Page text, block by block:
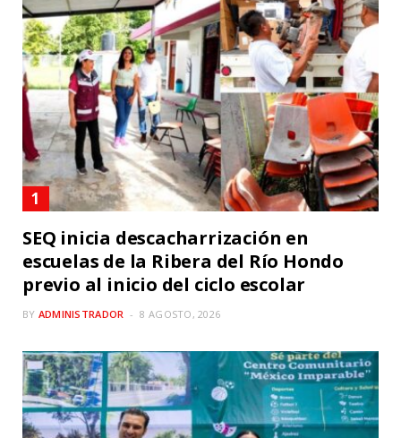
SEQ inicia descacharrización en
escuelas de la Ribera del Río Hondo
previo al inicio del ciclo escolar
BY ADMINISTRADOR 8 AGOSTO, 2026